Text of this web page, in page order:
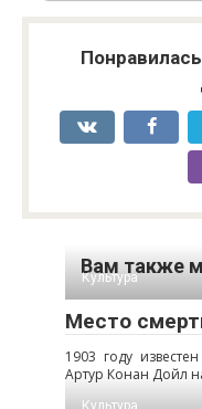
Вам также
Культура
Место
1903 году
Артур Конан Дойл
Культура